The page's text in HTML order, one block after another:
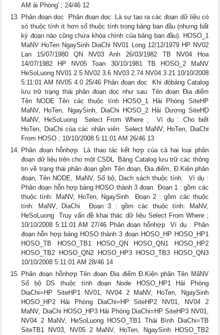
AM ải Phòng' ; 24/46 12
Phân đoạn dọc  Phân đoạn dọc: Là sự tạo ra các đoạn dữ liệu có
só thuộc tính ít hơn số thuộc tính trong bảng ban đầu (nhưng bất
kỳ đoạn nào cũng chứa khóa chính của bảng ban đầu). HOSO_1
MaNV HoTen NgaySinh DiaChi NV01 Long 12/12/1979 HP NV02
Lan 15/07/1980 QN NV03 Anh 26/03/1982 TB NV04 Hoa
14/07/1982 HP NV05 Toan 30/10/1981 TB HOSO_2 MaNV
HeSoLuong NV01 2.5 NV02 3.6 NV03 2.74 NV04 3.21 10/10/2008
5:11:01 AM NV05 4.0 25/46 Phân đoạn dọc  Khi đóbảng Catalog
lưu trữ trạng thái phân đoạn dọc như sau: Tên đoạn Địa điểm
Tên NODE Tên các thuộc tính HOSO_1 Hải Phòng SiteHP
MaNV, HoTen, NgaySinh, DiaChi HOSO_2 Hải Dương SiteHD
MaNV, HeSoLuong  Select From Where ;  Ví dụ : Cho biết
HoTen, DiaChi của các nhân viên  Select MaNV, HoTen, DiaChi
From HOSO ; 10/10/2008 5:11:01 AM 26/46 13
Phân đoạn hỗnhợp  Là thao tác kết hợp của cả hai loại phân
đoạn dữ liệu trên cho một CSDL  Bảng Catalog lưu trữ các thông
tin về trạng thái phân đoạn gồm Tên đoạn, Địa điểm, Đ.Kiện phân
đoạn, Tên NODE, MaNV, Số bộ, Dach sách thuộc tính.  Ví dụ :
Phân đoạn hỗn hợp bảng HOSO thành 3 đoạn  Đoạn 1 : gồm các
thuộc tính: MaNV, HoTen, NgaySinh  Đoạn 2 : gồm các thuộc
tính: MaNV, DiaChi  Đoạn 3 : gồm các thuộc tính: MaNV,
HeSoLuong  Truy vấn đề khai thác dữ liệu Select From Where ;
10/10/2008 5:11:01 AM 27/46 Phân đoạn hỗnhợp  Ví dụ : Phân
đoạn hỗn hợp bảng HOSO thành 3 đoạn HOSO_HP HOSO_HP1
HOSO_TB HOSO_TB1 HOSO_QN HOSO_QN1 HOSO_HP2
HOSO_TB2 HOSO_QN2 HOSO_HP3 HOSO_TB3 HOSO_QN3
10/10/2008 5:11:01 AM 28/46 14
Phân đoạn hỗnhợp Tên đoạn Địa điểm Đ.Kiện phân Tên MãNV
Số bộ DS thuộc tính đoạn Node HOSO_HP1 Hải Phòng
DiaChi=HP SiteHP1 NV01, NV04 2 MaNV, HoTen, NgaySinh
HOSO_HP2 Hải Phòng DiaChi=HP SiteHP2 NV01, NV04 2
MaNV, DiaChi HOSO_HP3 Hải Phòng DiaChi=HP SiteHP3 NV01,
NV04 2 MaNV, HeSoLuong HOSO_TB1 Thái Bình DiaChi=TB
SiteTB1 NV03, NV05 2 MaNV, HoTen, NgaySinh HOSO_TB2